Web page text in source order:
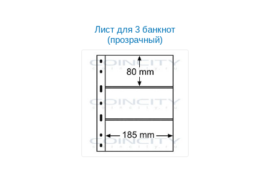
Лист для 3 банкнот
(прозрачный)